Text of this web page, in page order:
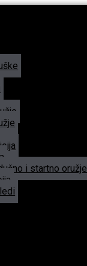
i startno oružje